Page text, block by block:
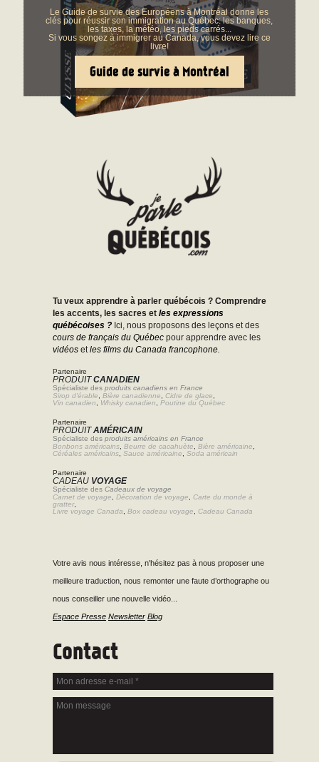
Le Guide de survie des Européens à Montréal donne les
clés pour réussir son immigration au Québec: les banques,
les taxes, la météo, les pieds carrés...
Si vous songez à immigrer au Canada, vous devez lire ce
livre!
Guide de survie à Montréal
Tu veux apprendre à parler québécois ? Comprendre
les accents, les sacres et les expressions
québécoises ? Ici, nous proposons des leçons et des
cours de français du Québec pour apprendre avec les
vidéos etles films du Canada francophone.
Partenaire
PRODUITCANADIEN
Spécialiste des produits canadiens en France
Sirop d'érable
Bière canadienne Cidre de glace
Vin canadien
Whisky canadien Poutine du Québec
Partenaire
PRODUITAMÉRICAIN
Spécialiste des produits américains en France
Bonbons américains Beurre de cacahuète Bière américaine
Céréales américains Sauce américaine Soda américain
Partenaire
CADEAU VOYAGE
Spécialiste des Cadeaux de voyage
Carnet de voyage
Décoration de voyage
Carte du monde à
gratter,
Livre voyage Canada
Box cadeau voyage Cadeau Canada
Votre avis nous intéresse, n'hésitez pas à nous proposer une
meilleure traduction, nous remonter une faute d’orthographe ou
nous conseiller une nouvelle vidéo...
Espace Presse Newsletter Blog
Contact
Mon adresse e-mail
Mon message